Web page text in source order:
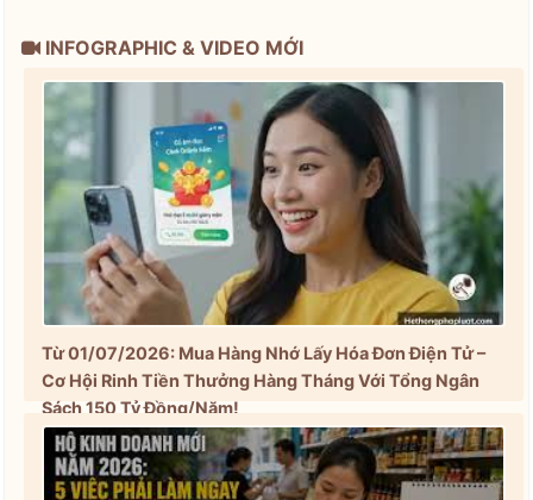
INFOGRAPHIC & VIDEO MỚI
Từ 01/07/2026: Mua Hàng Nhớ Lấy Hóa Đơn Điện Tử –
Cơ Hội Rinh Tiền Thưởng Hàng Tháng Với Tổng Ngân
Sách 150 Tỷ Đồng/Năm!